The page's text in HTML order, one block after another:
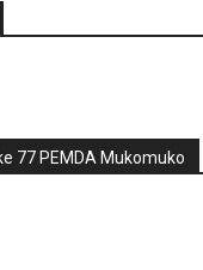
77 PEMDA Mukomuko